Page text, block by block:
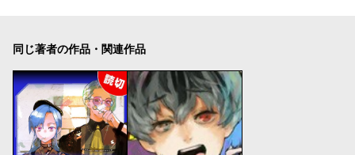
同じ著者の作品・関連作品